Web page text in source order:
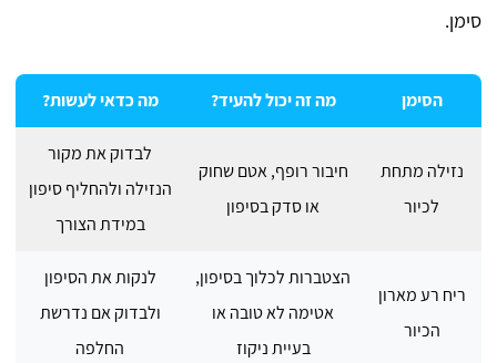
סימן.
הסימן מה זה יכול להעיד? מה כדאי לעשות?
נזילה מתחת
לכיור
חיבור רופף, אטם שחוק
או סדק בסיפון
לבדוק את מקור
הנזילה ולהחליף סיפון
במידת הצורך
ריח רע מארון
הכיור
הצטברות לכלוך בסיפון,
אטימה לא טובה או
בעיית ניקוז
לנקות את הסיפון
ולבדוק אם נדרשת
החלפה